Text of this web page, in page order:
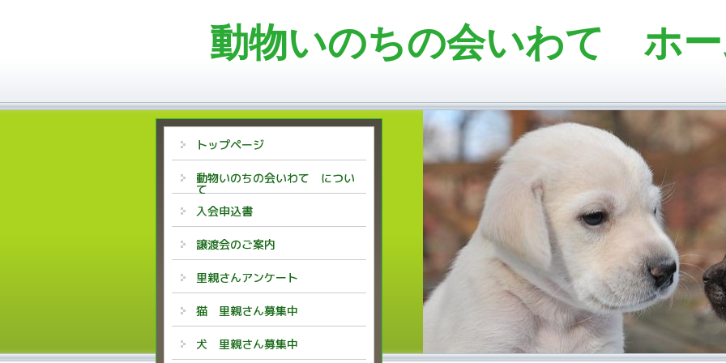
動物いのちの会いわて ホ
トップページ
動物いのちの会いわて につい
て
入会申込書
譲渡会のご案内
里親さんアンケート
猫 里親さん募集中
犬 里親さん募集中